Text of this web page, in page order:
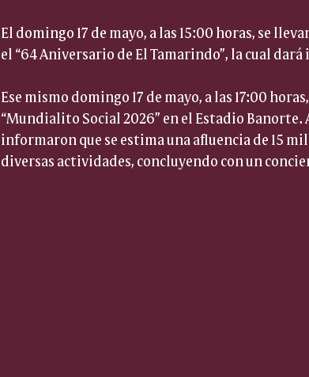
El domingo 17 de mayo, a las 15:00 horas, se
el “64 Aniversario de El Tamarindo”, la cual
Ese mismo domingo 17 de mayo, a las 17:00
“Mundialito Social 2026” en el Estadio
informaron que se estima una afluencia de 15
diversas actividades, concluyendo con un